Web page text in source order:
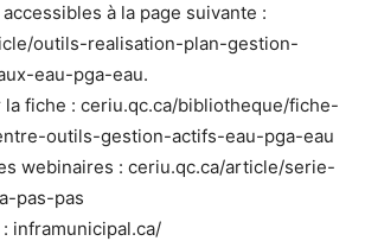
à la page suivante :
outils-realisation-plan-gestion-
eau-pga-eau.
la fiche : ceriu.qc.ca/bibliotheque/fiche-
outils-gestion-actifs-eau-pga-eau
webinaires : ceriu.qc.ca/article/serie-
pas-pas
: inframunicipal.ca/